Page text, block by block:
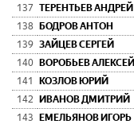
137 ТЕРЕНТЬЕВ АНДРЕЙ
138
БОДРОВ АНТОН
139 ЗАЙЦЕВ СЕРГЕЙ
140
ВОРОБЬЕВ АЛЕКСЕЙ
141
КОЗЛОВ ЮРИЙ
142
ИВАНОВ ДМИТРИЙ
143
ЕМЕЛЬЯНОВ ИГОРЬ